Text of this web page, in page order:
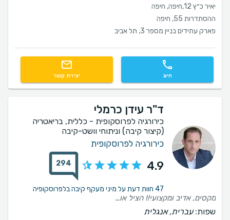
יאיר כ״ץ 12,חיפה, חיפה
ההסתדרות 55, חיפה
פארק עתידים בניין מספר 3, תל אביב
חיוג יצירת קשר
ד"ר עידן כרמלי
כירורגיה לפרוסקופית - כללית, בריאטריה
(קיצור קיבה) וניתוחי וושט-קיבה
כירורגיה לפרוסקופית
4.9
294
47 חוות דעת על מיני מעקף קיבה בלפרוסקופיה
מקסים, אדיב ומקצועי!! הציל אותי
שפות:עברית, אנגלית